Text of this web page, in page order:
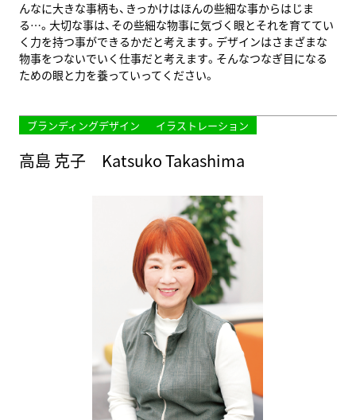
んなに大きな事柄も、きっかけはほんの些細な事からはじま
る…。大切な事は、その些細な物事に気づく眼とそれを育ててい
く力を持つ事ができるかだと考えます。デザインはさまざまな
物事をつないでいく仕事だと考えます。そんなつなぎ目になる
ための眼と力を養っていってください。
ブランディングデザイン イラストレーション
高島 克子 Katsuko Takashima